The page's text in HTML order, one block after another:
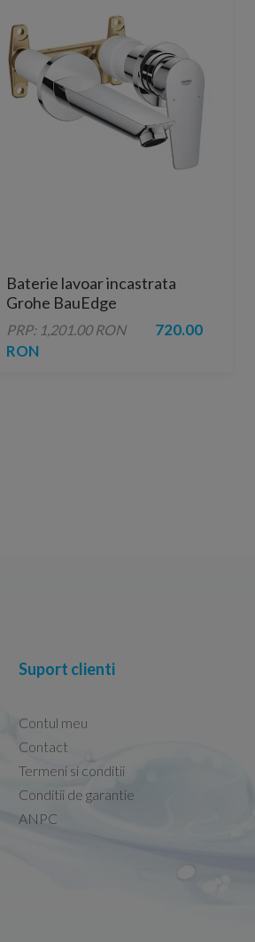
Baterie lavoar incastrata
Grohe BauEdge
monocomanda crom lucios
PRP: 1,201.00 RON
720.00
RON
Capacele Grohe sunt de bună calitate și se
Marius -08.02.2026
Suport clienti
Contul meu
Contact
Termeni si conditii
Conditii de garantie
ANPC